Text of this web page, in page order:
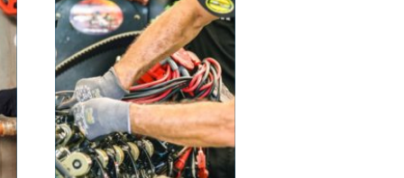
skiljer en seriös vvs
partner från en tillfällig
lösning, hur en
installation bör gå till
och vilka...